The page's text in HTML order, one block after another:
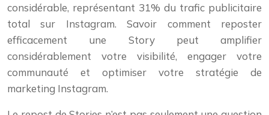
considérable, représentant 31% du trafic publicitaire
total sur Instagram. Savoir comment reposter
efficacement une Story peut amplifier
considérablement votre visibilité, engager votre
communauté et optimiser votre stratégie de
marketing Instagram.